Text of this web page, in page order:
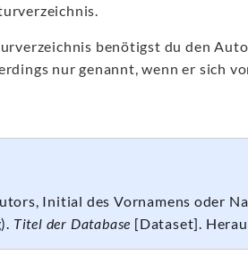
benötigst du den
nur genannt, wenn er sich
Initial des Vornamens oder
Titel der Database [Dataset].